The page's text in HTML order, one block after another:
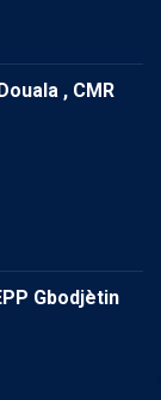
, CMR
Gbodjètin